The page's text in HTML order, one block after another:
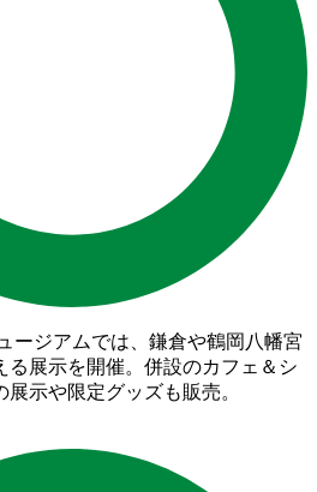
ージアムでは、鎌倉や鶴岡八幡宮
る展示を開催。併設のカフェ＆シ
展示や限定グッズも販売。